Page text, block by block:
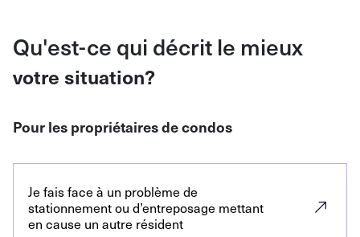
Qu'est-ce qui décrit le mieux
votre situation?
Pour les propriétaires de condos
Je fais face à un problème de
stationnement ou d’entreposage mettant
en cause un autre résident